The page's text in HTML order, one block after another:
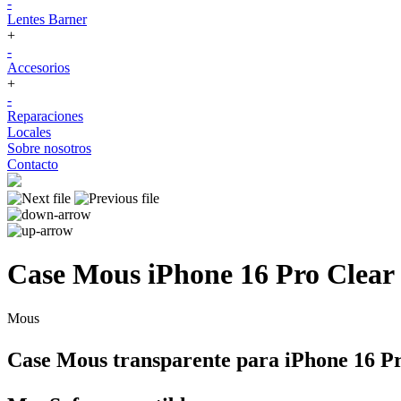
-
Lentes Barner
+
-
Accesorios
+
-
Reparaciones
Locales
Sobre nosotros
Contacto
Case Mous iPhone 16 Pro Clear
Mous
Case Mous transparente para iPhone 16